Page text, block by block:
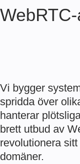
Vi bygger
spridda över
hanterar
brett utbud av
revolutionera
domäner.